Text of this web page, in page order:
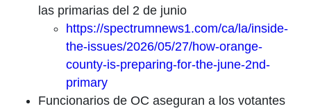
las primarias del 2 de junio
https://spectrumnews1.com/ca/la/inside-
the-issues/2026/05/27/how-orange-
county-is-preparing-for-the-june-2nd-
primary
Funcionarios de OC aseguran a los votantes